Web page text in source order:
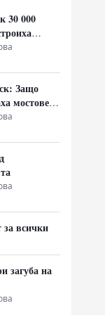
30 000
Защо
мостовете
за всички
загуба на